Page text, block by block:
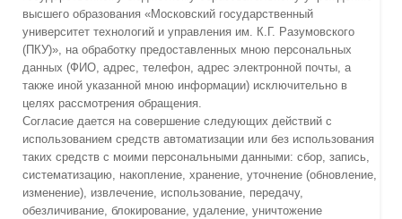
высшего образования «Московский государственный
университет технологий и управления им. К.Г. Разумовского
(ПКУ)», на обработку предоставленных мною персональных
данных (ФИО, адрес, телефон, адрес электронной почты, а
также иной указанной мною информации) исключительно в
целях рассмотрения обращения.
Согласие дается на совершение следующих действий с
использованием средств автоматизации или без использования
таких средств с моими персональными данными: сбор, запись,
систематизацию, накопление, хранение, уточнение (обновление,
изменение), извлечение, использование, передачу,
обезличивание, блокирование, удаление, уничтожение